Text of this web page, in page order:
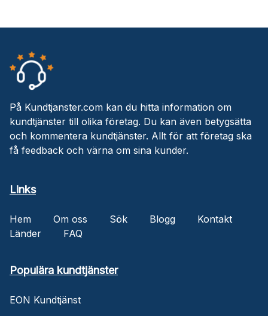
På Kundtjanster.com kan du hitta information om
kundtjänster till olika företag. Du kan även betygsätta
och kommentera kundtjänster. Allt för att företag ska
få feedback och värna om sina kunder.
Links
Hem Om oss Sök Blogg
Kontakt
Länder
FAQ
Populära kundtjänster
EON Kundtjänst